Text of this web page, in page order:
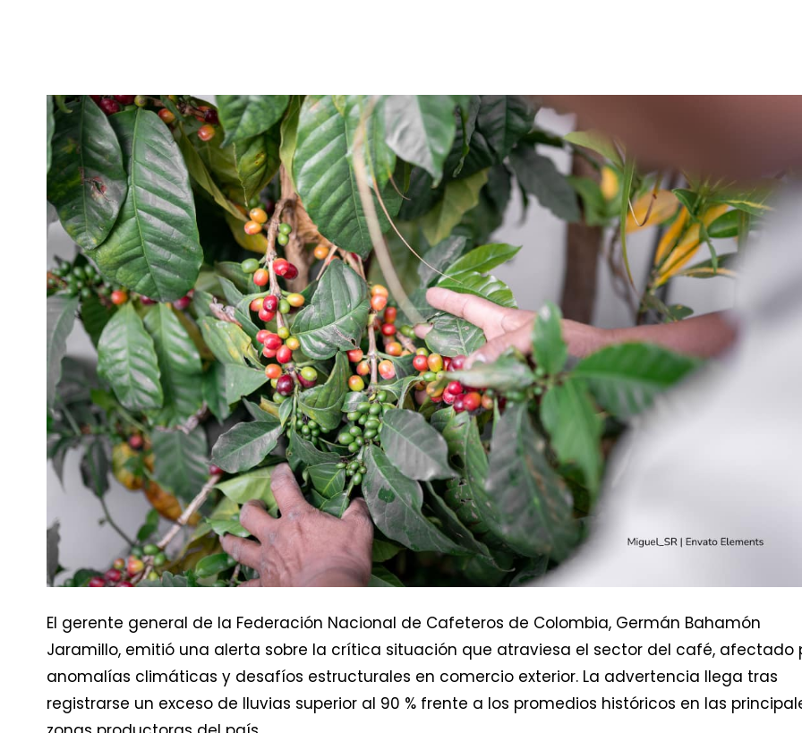
El gerente general de la Federación Nacional de Cafeteros de Colombia, Germán Bahamón
Jaramillo, emitió una alerta sobre la crítica situación que atraviesa el sector del café, afectado
anomalías climáticas y desafíos estructurales en comercio exterior. La advertencia llega tras
registrarse un exceso de lluvias superior al 90 % frente a los promedios históricos en las